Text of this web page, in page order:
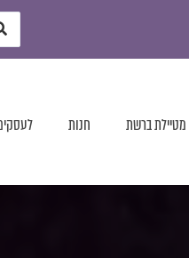
מטיילת ברשת חנות